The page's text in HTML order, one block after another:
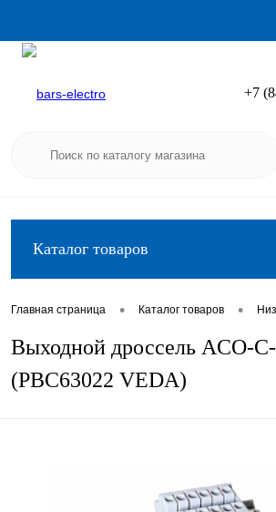
+7
Каталог товаров
Главная страница • Каталог товаров •
Выходной дроссель ACO-
(PBC63022 VEDA)